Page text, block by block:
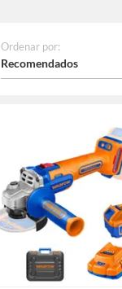
Ordenar por:
Recomendados